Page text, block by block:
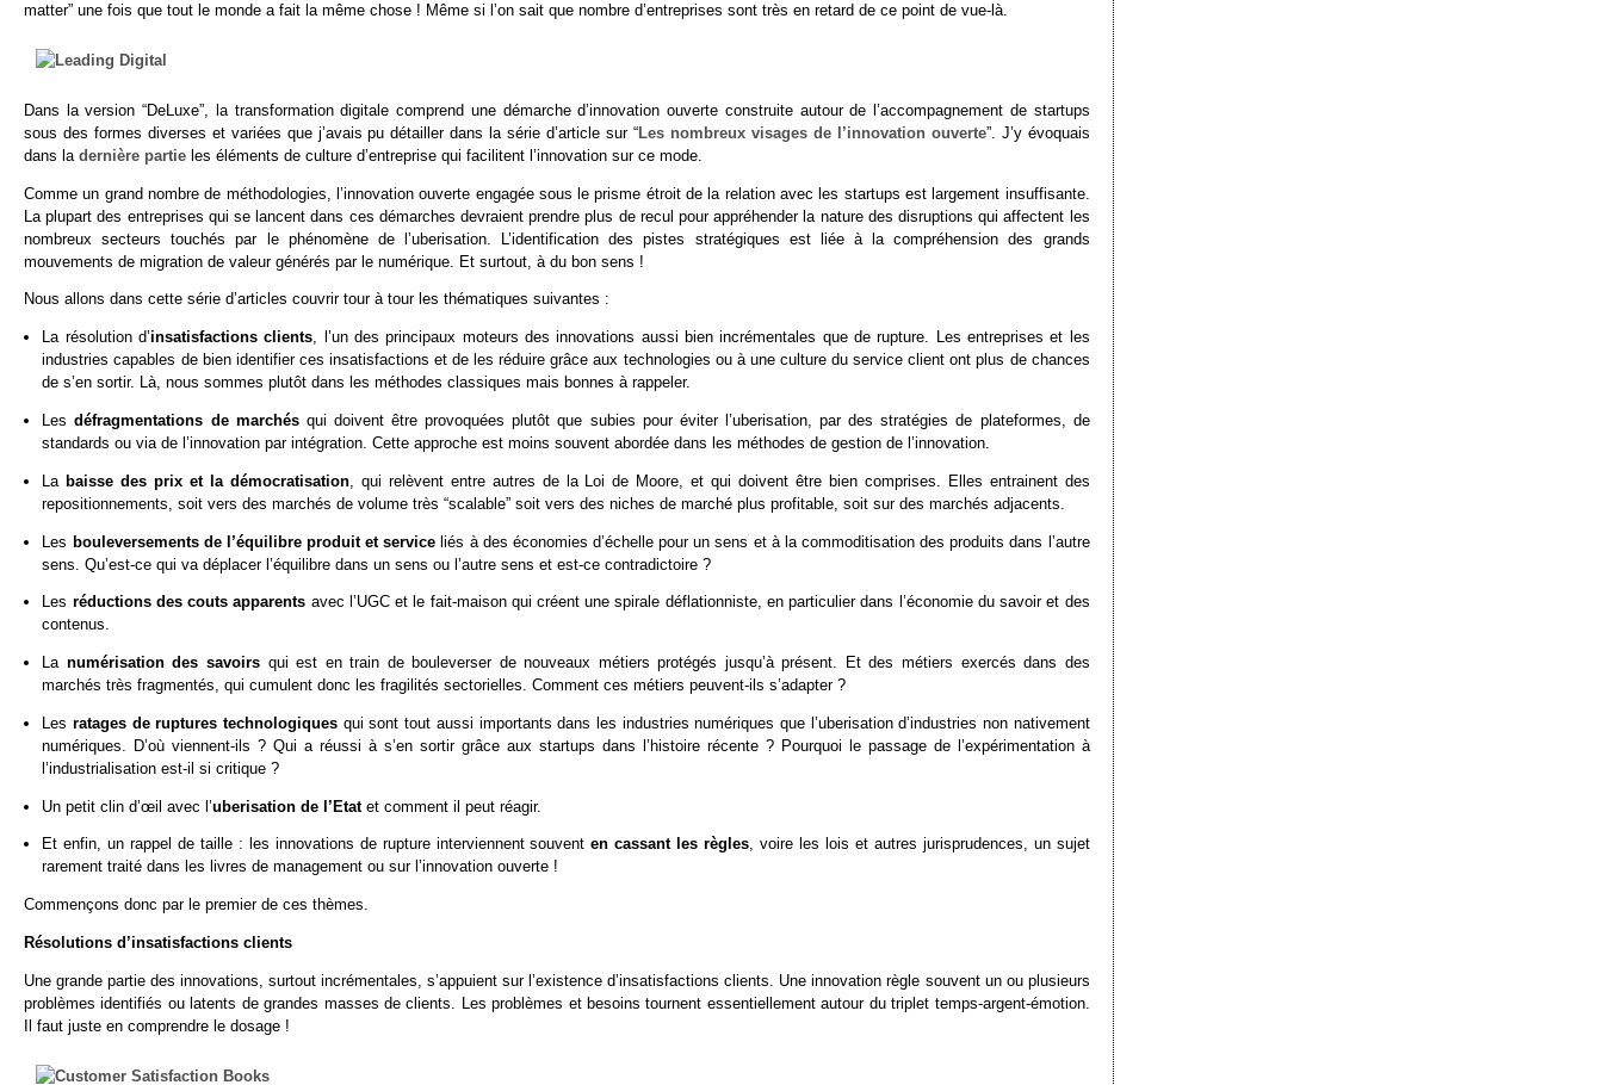
matter” une fois que tout le monde a fait la même chose ! Même si l’on sait que nombre d’entreprises sont très en retard de ce point de vue-là.
Dans la version “DeLuxe”, la transformation digitale comprend une démarche d’innovation ouverte construite autour de l’accompagnement de startups
sous des formes diverses et variées que j’avais pu détailler dans la série d’article sur “Les nombreux visages de l’innovation ouverte”. J’y évoquais
dans la dernière partie les éléments de culture d’entreprise qui facilitent l’innovation sur ce mode.
Comme un grand nombre de méthodologies, l’innovation ouverte engagée sous le prisme étroit de la relation avec les startups est largement insuffisante.
La plupart des entreprises qui se lancent dans ces démarches devraient prendre plus de recul pour appréhender la nature des disruptions qui affectent les
nombreux secteurs touchés par le phénomène de l’uberisation. L’identification des pistes stratégiques est liée à la compréhension des grands
mouvements de migration de valeur générés par le numérique. Et surtout, à du bon sens !
Nous allons dans cette série d’articles couvrir tour à tour les thématiques suivantes :
La résolution d’insatisfactions clients, l’un des principaux moteurs des innovations aussi bien incrémentales que de rupture. Les entreprises et les
industries capables de bien identifier ces insatisfactions et de les réduire grâce aux technologies ou à une culture du service client ont plus de chances
de s’en sortir. Là, nous sommes plutôt dans les méthodes classiques mais bonnes à rappeler.
Lesdéfragmentations de marchés qui doivent être provoquées plutôt que subies pour éviter l’uberisation, par des stratégies de plateformes, de
standards ou via de l’innovation par intégration. Cette approche est moins souvent abordée dans les méthodes de gestion de l’innovation.
Labaisse des prix et la démocratisation, qui relèvent entre autres de la Loi de Moore, et qui doivent être bien comprises. Elles entrainent des
repositionnements, soit vers des marchés de volume très “scalable” soit vers des niches de marché plus profitable, soit sur des marchés adjacents.
Les bouleversements de l’équilibre produit et serviceliés à des économies d’échelle pour un sens et à la commoditisation des produits dans l’autre
sens. Qu’est-ce qui va déplacer l’équilibre dans un sens ou l’autre sens et est-ce contradictoire ?
Les réductions des couts apparents avec l’UGC et le fait-maison qui créent une spirale déflationniste, en particulier dans l’économie du savoir et des
contenus.
La numérisation des savoirs qui est en train de bouleverser de nouveaux métiers protégés jusqu’à présent. Et des métiers exercés dans des
marchés très fragmentés, qui cumulent donc les fragilités sectorielles. Comment ces métiers peuvent-ils s’adapter ?
Lesratages de ruptures technologiques qui sont tout aussi importants dans les industries numériques que l’uberisation d’industries non nativement
numériques. D’où viennent-ils ? Qui a réussi à s’en sortir grâce aux startups dans l’histoire récente ? Pourquoi le passage de l’expérimentation à
l’industrialisation est-il si critique ?
Un petit clin d’œil avec l’uberisation de l’Etatet comment il peut réagir.
Et enfin, un rappel de taille : les innovations de rupture interviennent souventen cassant les règles, voire les lois et autres jurisprudences, un sujet
rarement traité dans les livres de management ou sur l’innovation ouverte !
Commençons donc par le premier de ces thèmes.
Résolutions d’insatisfactions clients
Une grande partie des innovations, surtout incrémentales, s’appuient sur l’existence d’insatisfactions clients. Une innovation règle souvent un ou plusieurs
problèmes identifiés ou latents de grandes masses de clients. Les problèmes et besoins tournent essentiellement autour du triplet temps-argent-émotion.
Il faut juste en comprendre le dosage !